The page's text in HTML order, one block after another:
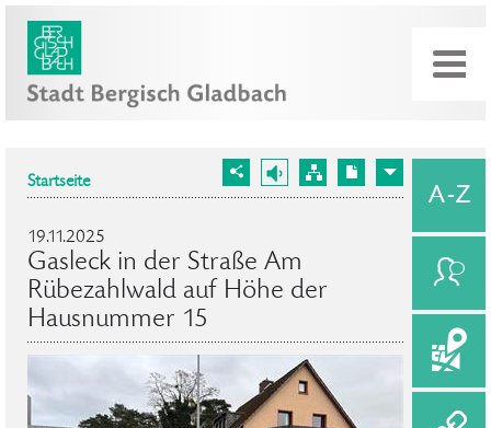
Startseite
19.11.2025
Gasleck in der Straße Am
Rübezahlwald auf Höhe der
Hausnummer 15